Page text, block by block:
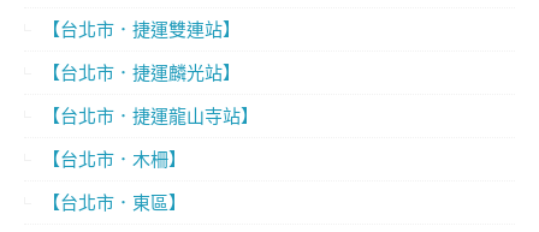
【台北市．捷運雙連站】
【台北市．捷運麟光站】
【台北市．捷運龍山寺站】
【台北市．木柵】
【台北市．東區】